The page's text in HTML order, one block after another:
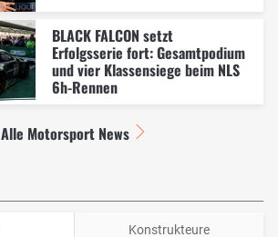
BLACK FALCON setzt
Erfolgsserie fort: Gesamtpodium
und vier Klassensiege beim NLS
6h-Rennen
Alle Motorsport News
Konstrukteure